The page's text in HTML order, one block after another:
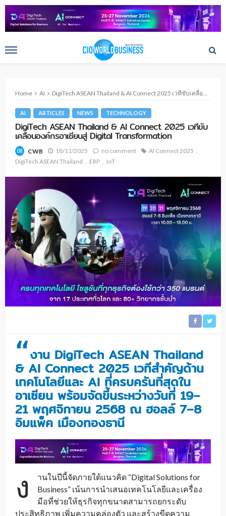
Home AI DigiTech ASEAN Thailand & AI Connect 2025 เวทีขับเคลื่อนองค์กรอาเซียนสู่ Digital Transformation
AI ARTICLES NEWS TECHNOLOGY
DigiTech ASEAN Thailand & AI Connect 2025 เวทีขับ
เคลื่อนองค์กรอาเซียนสู่ Digital Transformation
CWB 18/11/2025 no comment
AI Connect 2025
DigiTech ASEAN Thailand
ERP IoT
“งาน DigiTech ASEAN Thailand
& AI Connect 2025 เวทีสำคัญด้าน
เทคโนโลยีและ AI ที่ครบครันที่สุดใน
อาเซียน พร้อมจัดขึ้นระหว่างวันที่ 19–
21 พฤศจิกายน 2568 ณ ฮอลล์ 7–8
อิมแพ็ค เมืองทองธานี
ง
านในปีนี้จัดภายใต้แนวคิด “Digital Solutions for
Business” เน้นการนำเสนอเทคโนโลยีและเครื่อง
มือที่ช่วยให้ธุรกิจทุกขนาดสามารถยกระดับ
ประสิทธิภาพ เพิ่มความคล่องตัว และสร้างขีดความ